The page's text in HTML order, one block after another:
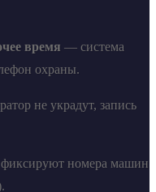
время — система
охраны.
не украдут, запись
номера машин